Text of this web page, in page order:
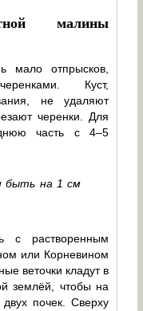
малины
мало отпрысков,
Куст,
не удаляют
черенки. Для
часть с 4–5
быть на 1 см
с растворенным
или Корневином
веточки кладут в
землёй, чтобы на
почек. Сверху